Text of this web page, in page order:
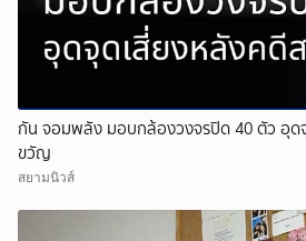
กัน จอมพลัง มอบกล้องวงจรปิด 40 ตัว อุด
ขวัญ
สยามนิวส์